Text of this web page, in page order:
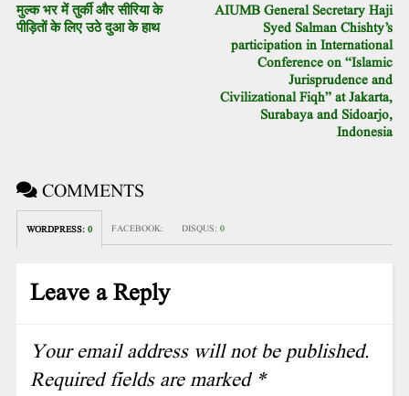
मुल्क भर में तुर्की और सीरिया के
पीड़ितों के लिए उठे दुआ के हाथ
AIUMB General Secretary Haji
Syed Salman Chishty’s
participation in International
Conference on “Islamic
Jurisprudence and
Civilizational Fiqh” at Jakarta,
Surabaya and Sidoarjo,
Indonesia
COMMENTS
WORDPRESS: 0 FACEBOOK: DISQUS: 0
Leave a Reply
Your email address will not be published.
Required fields are marked *